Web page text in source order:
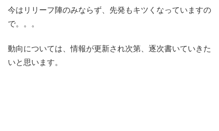
今はリリーフ陣のみならず、先発もキツくなっていますの
で。。。
動向については、情報が更新され次第、逐次書いていきた
いと思います。